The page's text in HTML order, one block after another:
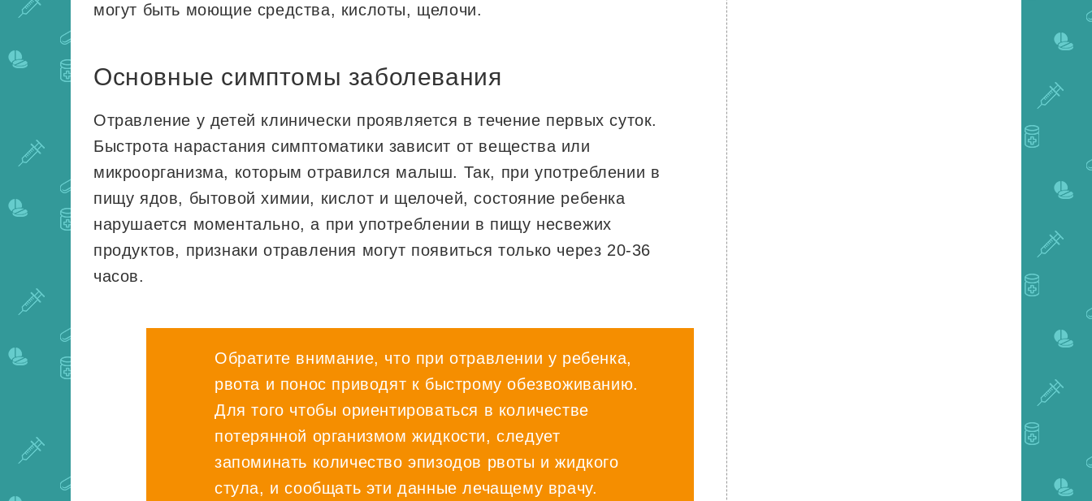
могут быть моющие средства, кислоты, щелочи.
Основные симптомы заболевания
Отравление у детей клинически проявляется в течение первых суток.
Быстрота нарастания симптоматики зависит от вещества или
микроорганизма, которым отравился малыш. Так, при употреблении в
пищу ядов, бытовой химии, кислот и щелочей, состояние ребенка
нарушается моментально, а при употреблении в пищу несвежих
продуктов, признаки отравления могут появиться только через 20-36
часов.
Обратите внимание, что при отравлении у ребенка,
рвота и понос приводят к быстрому обезвоживанию.
Для того чтобы ориентироваться в количестве
потерянной организмом жидкости, следует
запоминать количество эпизодов рвоты и жидкого
стула, и сообщать эти данные лечащему врачу.